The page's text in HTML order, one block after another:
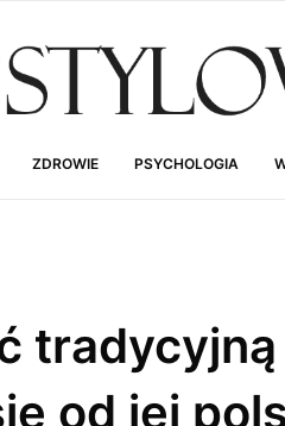
ZDROWIE PSYCHOLOGIA
od jej